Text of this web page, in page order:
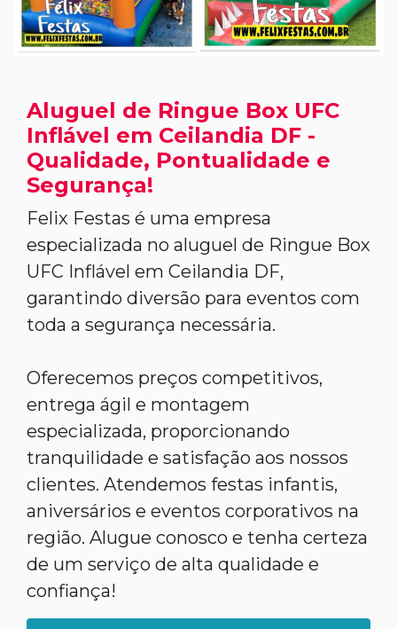
Aluguel de Ringue Box UFC
Inflável em Ceilandia DF -
Qualidade, Pontualidade e
Segurança!
Felix Festas é uma empresa
especializada no aluguel de Ringue Box
UFC Inflável em Ceilandia DF,
garantindo diversão para eventos com
toda a segurança necessária.
Oferecemos preços competitivos,
entrega ágil e montagem
especializada, proporcionando
tranquilidade e satisfação aos nossos
clientes. Atendemos festas infantis,
aniversários e eventos corporativos na
região. Alugue conosco e tenha certeza
de um serviço de alta qualidade e
confiança!